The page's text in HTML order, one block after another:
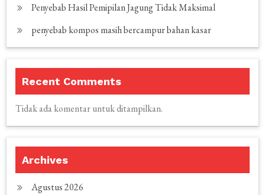
Penyebab Hasil Pemipilan Jagung Tidak Maksimal
penyebab kompos masih bercampur bahan kasar
Recent Comments
Tidak ada komentar untuk ditampilkan.
Archives
Agustus 2026